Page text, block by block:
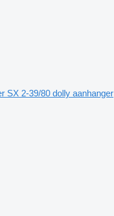
SX 2-39/80 dolly aanhanger